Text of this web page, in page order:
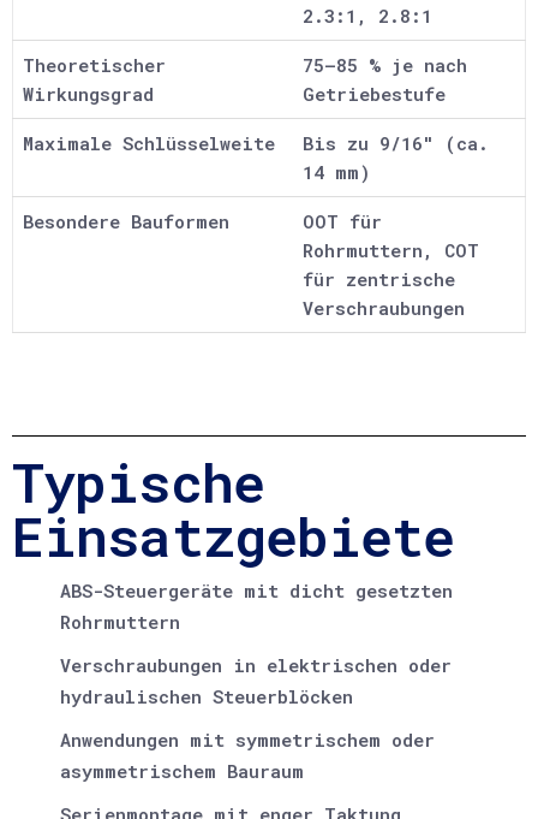
2.3:1, 2.8:1
Theoretischer
Wirkungsgrad
75–85 % je nach
Getriebestufe
Maximale Schlüsselweite
Bis zu 9/16″ (ca.
14 mm)
Besondere Bauformen
OOT für
Rohrmuttern, COT
für zentrische
Verschraubungen
Typische
Einsatzgebiete
ABS-Steuergeräte mit dicht gesetzten
Rohrmuttern
Verschraubungen in elektrischen oder
hydraulischen Steuerblöcken
Anwendungen mit symmetrischem oder
asymmetrischem Bauraum
Serienmontage mit enger Taktung